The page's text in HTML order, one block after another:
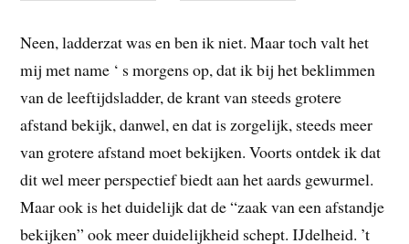
Neen, ladderzat was en ben ik niet. Maar toch valt het
mij met name ‘ s morgens op, dat ik bij het beklimmen
van de leeftijdsladder, de krant van steeds grotere
afstand bekijk, danwel, en dat is zorgelijk, steeds meer
van grotere afstand moet bekijken. Voorts ontdek ik dat
dit wel meer perspectief biedt aan het aards gewurmel.
Maar ook is het duidelijk dat de “zaak van een afstandje
bekijken” ook meer duidelijkheid schept. IJdelheid. ’t